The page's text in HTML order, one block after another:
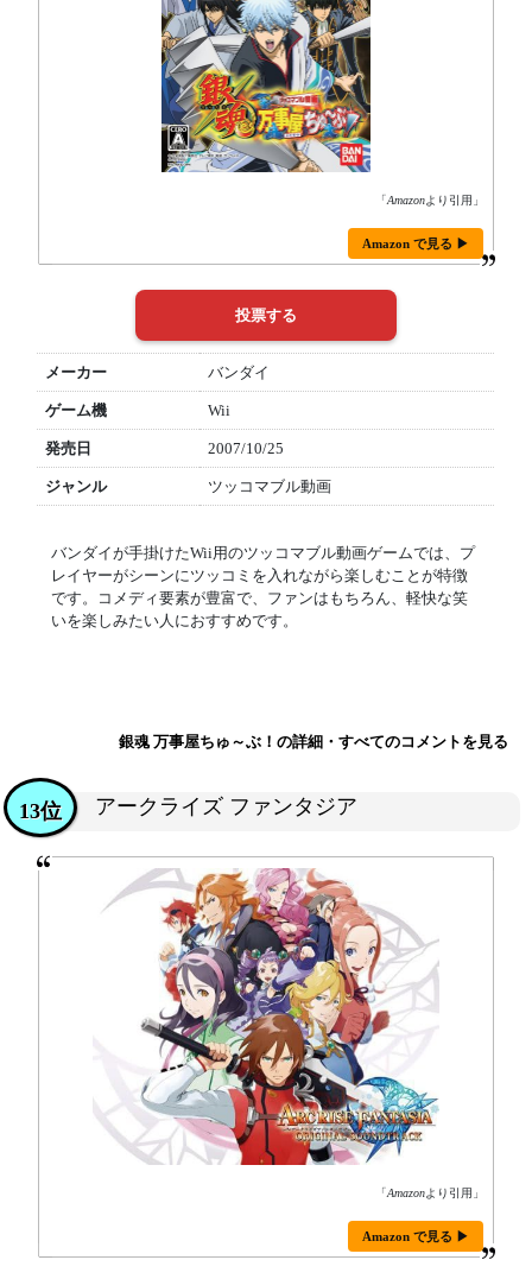
「Amazonより引用」
Amazon で見る ▶
メーカー バンダイ
ゲーム機 Wii
発売日 2007/10/25
ジャンル ツッコマブル動画
バンダイが手掛けたWii用のツッコマブル動画ゲームでは、プ
レイヤーがシーンにツッコミを入れながら楽しむことが特徴
です。コメディ要素が豊富で、ファンはもちろん、軽快な笑
いを楽しみたい人におすすめです。
銀魂 万事屋ちゅ～ぶ！の詳細・すべてのコメントを見る
アークライズ ファンタジア
13位
「Amazonより引用」
Amazon で見る ▶